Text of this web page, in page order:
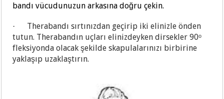
bandı vücudunuzun arkasına doğru çekin.
·
Therabandı sırtınızdan geçirip iki elinizle önden
tutun. Therabandın uçları elinizdeyken dirsekler 90ᵒ
fleksiyonda olacak şekilde skapulalarınızı birbirine
yaklaşıp uzaklaştırın.